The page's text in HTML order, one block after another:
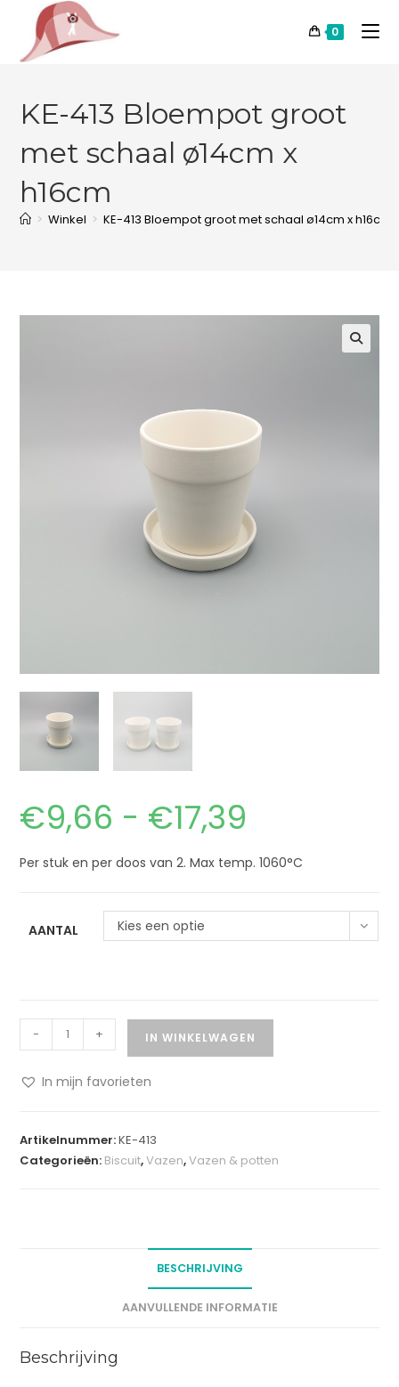
0
KE-413 Bloempot groot
met schaal ø14cm x
h16cm
> Winkel > KE-413 Bloempot groot met schaal ø14cm x h16cm
€9,66 - €17,39
Per stuk en per doos van 2. Max temp. 1060°C
AANTAL Kies een optie
- + IN WINKELWAGEN
In mijn favorieten
t
e
:
Artikelnummer:KE-413
Categorieën: Biscuit,Vazen,Vazen & potten
BESCHRIJVING
AANVULLENDE INFORMATIE
Beschrijving